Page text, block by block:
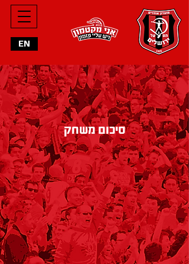
EN
סיכום משחק
מחליפים